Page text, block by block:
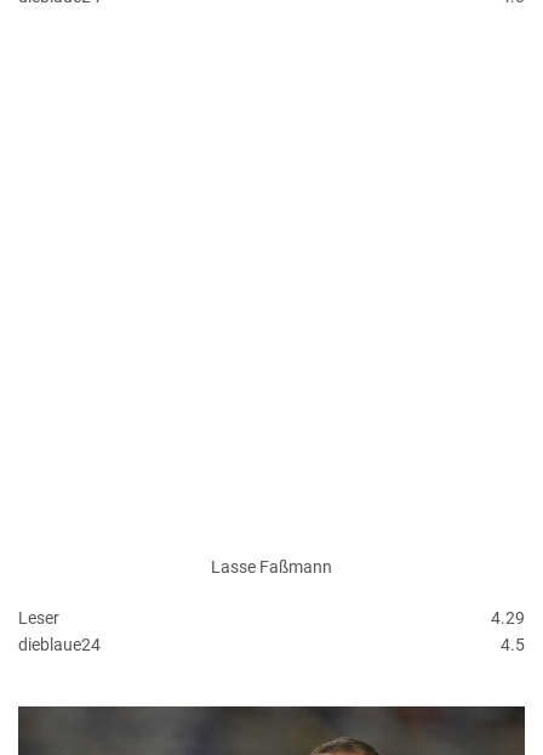
Lasse Faßmann
Leser
4.29
dieblaue24
4.5